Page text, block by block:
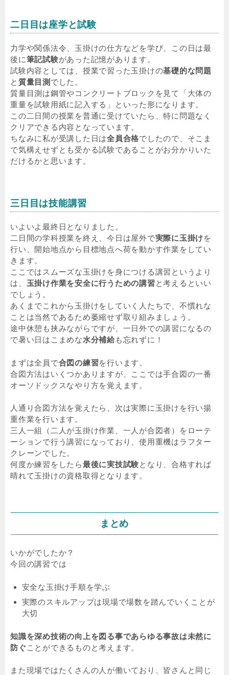
二日目は座学と試験
力学や関係法令、玉掛けの仕方などを学び、この日は最
後に筆記試験があった記憶があります。
試験内容としては、授業で習った玉掛けの基礎的な問題
と 質量目測 でした。
質量目測は鋼管やコンクリートブロックを見て「大体の
重量を試験用紙に記入する」といった形になります。
この二日間の授業を普通に受けていたら、特に問題なく
クリアできる内容となっています。
ちなみに私が受講した日は全員合格でしたので、そこま
で気構えせずとも受かる試験であることがお分かりいた
だけるかと思います。
三日目 は技能講習
いよいよ最終日となりました。
二日間の学科授業を終え、今日は屋外で実際に玉掛けを
行い、開始地点から目標地点へ荷を動かす作業をしてい
きます。
ここではスムーズな玉掛けを身につける講習というより
は、 玉掛け作業を安全に行うための講習 と考えるといい
でしょう。
あくまでこれから玉掛けをしていく人たちで、不慣れな
ことは当然であるため萎縮せず取り組みましょう。
途中休憩も挟みながらですが、一日外での講習になるの
で暑い日はこまめな水分補給も忘れずに！
まずは全員で合図の練習を行います。
合図方法はいくつかありますが、ここでは手合図の一番
オーソドックスなやり方を覚えます。
人通り合図方法を覚えたら、次は実際に玉掛けを行い揚
重作業を行います。
三人一組（二人が玉掛け作業、一人が合図者）をローテ
ーションで行う講習になっており、使用重機はラフター
クレーンでした。
何度か練習をしたら最後に実技試験となり、合格すれば
晴れて玉掛けの資格取得となります。
まとめ
いかがでしたか？
今回の講習では
安全な玉掛け手順を学ぶ
実際のスキルアップは現場で場数を踏んでいくことが
大切
知識を深め技術の向上を図る事であらゆる事故は未然に
防ぐ ことができるものと考えます。
また現場ではたくさんの人が働いており、皆さんと同じ